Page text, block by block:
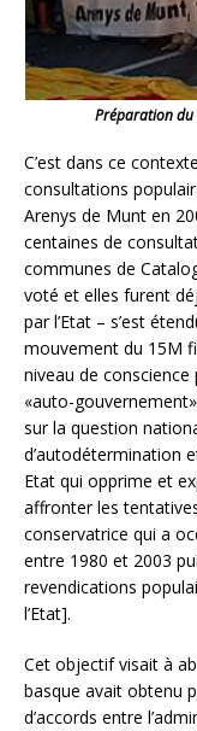
Préparation du
C’est dans ce
consultations
Arenys de Munt en
centaines de
communes de
voté et elles furent
par l’Etat – s’est
mouvement du 15M
niveau de conscience
«auto-
sur la question
d’autodétermination
Etat qui opprime et
affronter les
conservatrice qui a
entre 1980 et 2003
revendications
l’Etat].
Cet objectif visait à
basque avait obtenu
d’accords entre